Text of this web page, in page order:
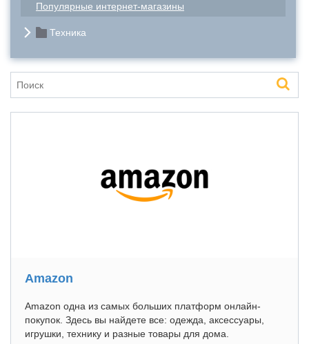
Популярные интернет-магазины
Техника
Amazon
Amazon одна из самых больших платформ онлайн-
покупок. Здесь вы найдете все: одежда, аксессуары,
игрушки, технику и разные товары для дома.